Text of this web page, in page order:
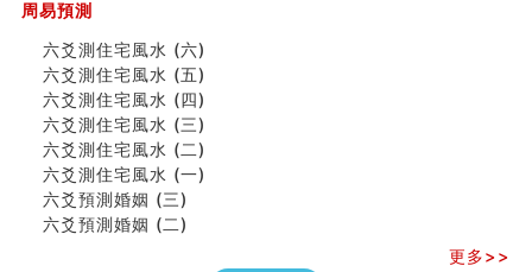
《高岛易断》(四)
六爻測住宅風水 (六)
民間風水知識九十四條
马斯克八字分析
饭店餐馆风水布局知识
六爻占卜中如何预测官运、事业运？
《高岛易断》(三)
专家点评手上九大桃花线
四柱八字快速直断技法
周易預測
六爻測住宅風水 (六)
六爻測住宅風水 (五)
六爻測住宅風水 (四)
六爻測住宅風水 (三)
六爻測住宅風水 (二)
六爻測住宅風水 (一)
六爻預測婚姻 (三)
六爻預測婚姻 (二)
更多>>